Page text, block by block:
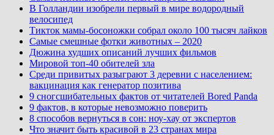
В Голландии изобрели первый в мире водородный
велосипед
Тикток мамы-босоножки собрал около 100 тысяч лайков
Самые смешные фотки животных – 2020
Дюжина худших описаний лучших фильмов
Мировой топ-40 обителей зла
Среди привитых разыграют 3 деревни с населением:
вакцинация как генератор позитива
9 сногсшибательных фактов от читателей Bored Panda
9 фактов, в которые невозможно поверить
8 способов вернуться в сон: ноу-хау от экспертов
Что значит быть красивой в 23 странах мира